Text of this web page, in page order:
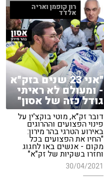
רון קופמן ואריה
אלדד
"אני 23 שנים בזק"א
- ומעולם לא ראיתי
גודל כזה של אסון"
דובר זק"א, מוטי בוקצ'ין על
פינוי הפצועים וההרוגים
באירוע הטרגי בהר מירון:
"החיו את הפצועים בכל
מקום - אנשים באו לחגוג
וחזרו בשקיות של זק"א"
30/04/2021